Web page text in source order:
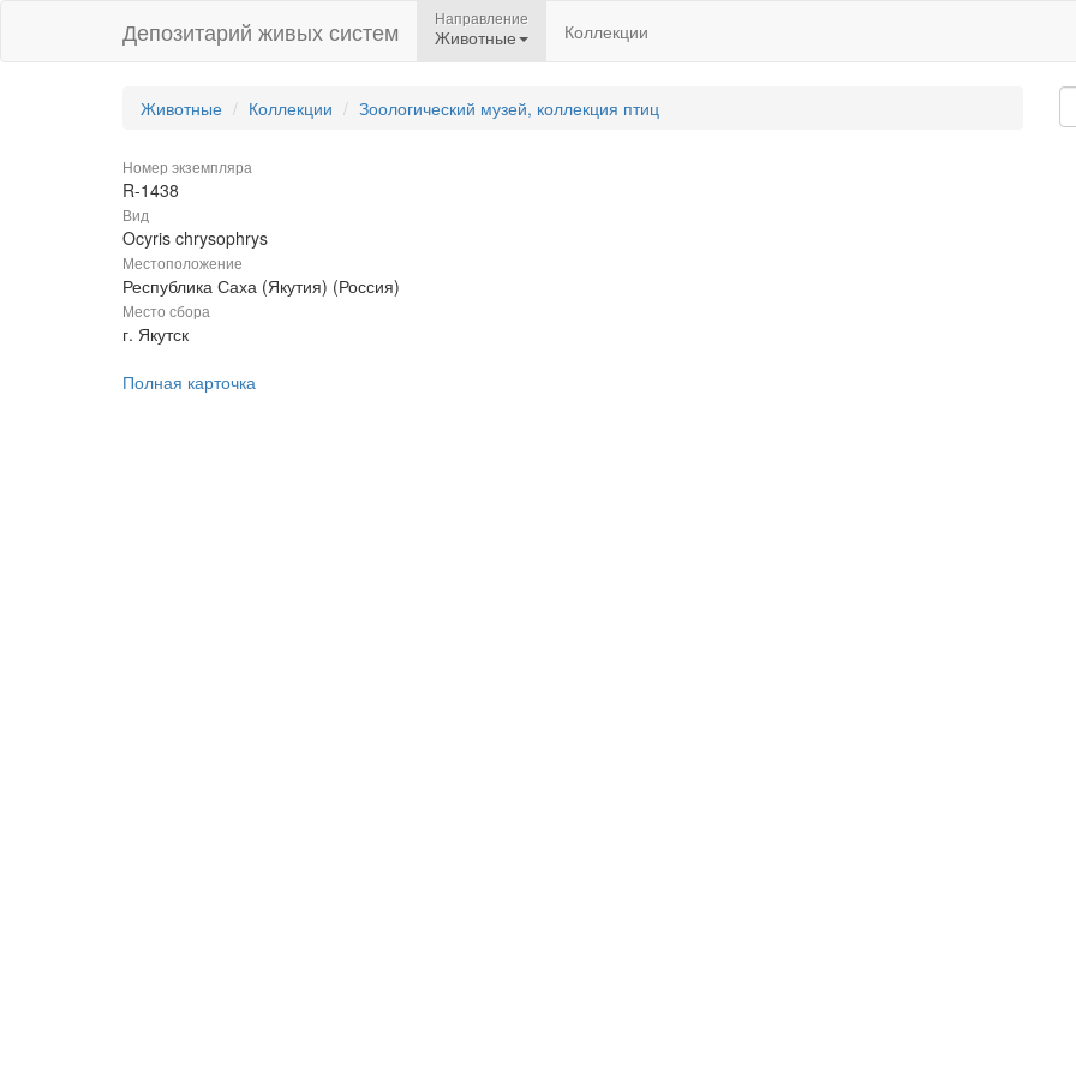
Депозитарий живых систем Направление
Животные Коллекции
Животные Коллекции Зоологический музей, коллекция птиц
Номер экземпляра
R-1438
Вид
Ocyris chrysophrys
Местоположение
Республика Саха (Якутия) (Россия)
Место сбора
г. Якутск
Полная карточка